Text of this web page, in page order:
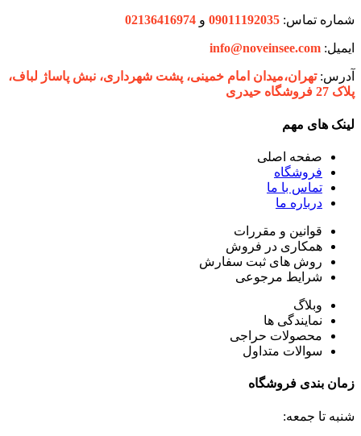
شماره تماس: 09011192035 و 02136416974
ایمیل: info@noveinsee.com
آدرس:تهران،‌میدان امام خمینی، پشت شهرداری، نبش پاساژ لباف،
پلاک 27 فروشگاه حیدری
لینک های مهم
صفحه اصلی
فروشگاه
تماس با ما
درباره ما
قوانین و مقررات
همکاری در فروش
روش های ثبت سفارش
شرایط مرجوعی
وبلاگ
نمایندگی ها
محصولات حراجی
سوالات متداول
زمان بندی فروشگاه
شنبه تا جمعه: